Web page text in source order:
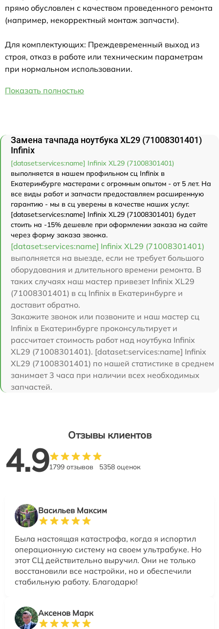
прямо обусловлен с качеством проведенного ремонта
(например, некорректный монтаж запчасти).
Для комплектующих: Преждевременный выход из
строя, отказ в работе или техническим параметрам
при нормальном использовании.
Показать полностью
Замена тачпада ноутбука XL29 (71008301401)
Infinix
[dataset:services:name] Infinix XL29 (71008301401)
выполняется в нашем профильном сц Infinix в
Екатеринбурге мастерами с огромным опытом - от 5 лет. На
все виды работ и запчасти предоставляем расширенную
гарантию - мы в сц уверены в качестве наших услуг.
[dataset:services:name] Infinix XL29 (71008301401) будет
стоить на -15% дешевле при оформлении заказа на сайте
через форму заказа звонка.
[dataset:services:name] Infinix XL29 (71008301401)
выполняется на выезде, если не требует большого
оборудования и длительного времени ремонта. В
таких случаях наш мастер привезет Infinix XL29
(71008301401) в сц Infinix в Екатеринбурге и
доставит обратно.
Закажите звонок или позвоните и наш мастер сц
Infinix в Екатеринбурге проконсультирует и
рассчитает стоимость работ над ноутбука Infinix
XL29 (71008301401). [dataset:services:name] Infinix
XL29 (71008301401) по нашей статистике в среднем
занимает 3 часа при наличии всех необходимых
запчастей.
Отзывы клиентов
4.91799 отзывов 5358 оценок
Васильев Максим
Была настоящая катастрофа, когда я испортил
операционную систему на своем ультрабуке. Но
этот СЦ действительно выручил. Они не только
восстановили все настройки, но и обеспечили
стабильную работу. Благодарю!
Аксенов Марк